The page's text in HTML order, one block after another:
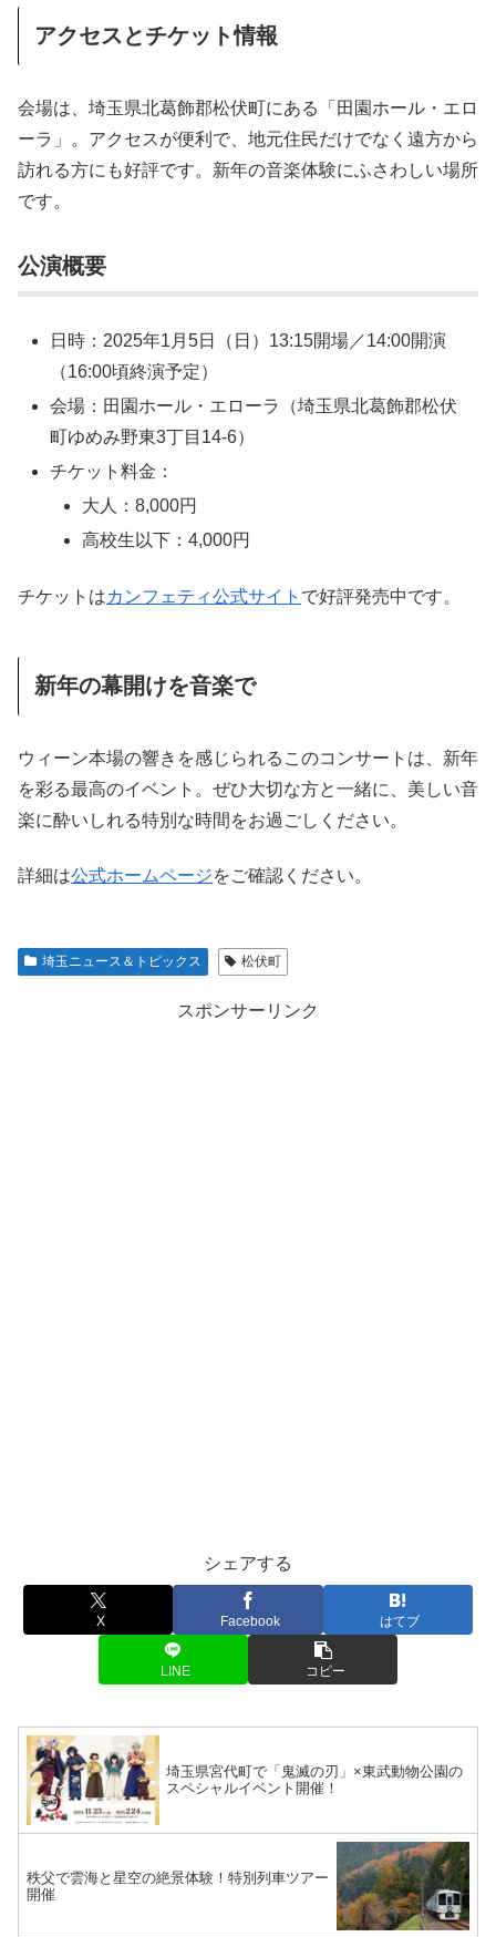
アクセスとチケット情報
会場は、埼玉県北葛飾郡松伏町にある「田園ホール・エロ
ーラ」。アクセスが便利で、地元住民だけでなく遠方から
訪れる方にも好評です。新年の音楽体験にふさわしい場所
です。
公演概要
日時：2025年1月5日（日）13:15開場／14:00開演
（16:00頃終演予定）
会場：田園ホール・エローラ（埼玉県北葛飾郡松伏
町ゆめみ野東3丁目14-6）
チケット料金：
大人：8,000円
高校生以下：4,000円
チケットはカンフェティ公式サイト で好評発売中です。
新年の幕開けを音楽で
ウィーン本場の響きを感じられるこのコンサートは、新年
を彩る最高のイベント。ぜひ大切な方と一緒に、美しい音
楽に酔いしれる特別な時間をお過ごしください。
詳細は公式ホームページをご確認ください。
埼玉ニュース＆トピックス 松伏町
スポンサーリンク
シェアする
X Facebook はてブ
LINE コピー
埼玉県宮代町で「鬼滅の刃」×東武動物公園の
スペシャルイベント開催！
秩父で雲海と星空の絶景体験！特別列車ツアー
開催